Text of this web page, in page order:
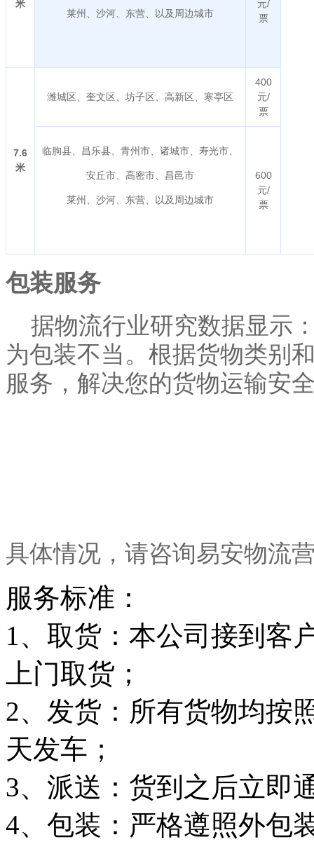
米
莱州、沙河、东营、以及周边城市
元/
票
7.6
米
潍城区、奎文区、坊子区、高新区、寒亭区
400
元/
票
临朐县、昌乐县、青州市、诸城市、寿光市、
安丘市、高密市、昌邑市
莱州、沙河、东营、以及周边城市
600
元/
票
包装服务
据物流行业研究数据显示
为包装不当。根据货物类别
服务，解决您的货物运输安
具体情况，请咨询易安物流
服务标准：
1、取货：本公司接到客
上门取货；
2、发货：所有货物均按
天发车；
3、派送：货到之后立即
4、包装：严格遵照外包